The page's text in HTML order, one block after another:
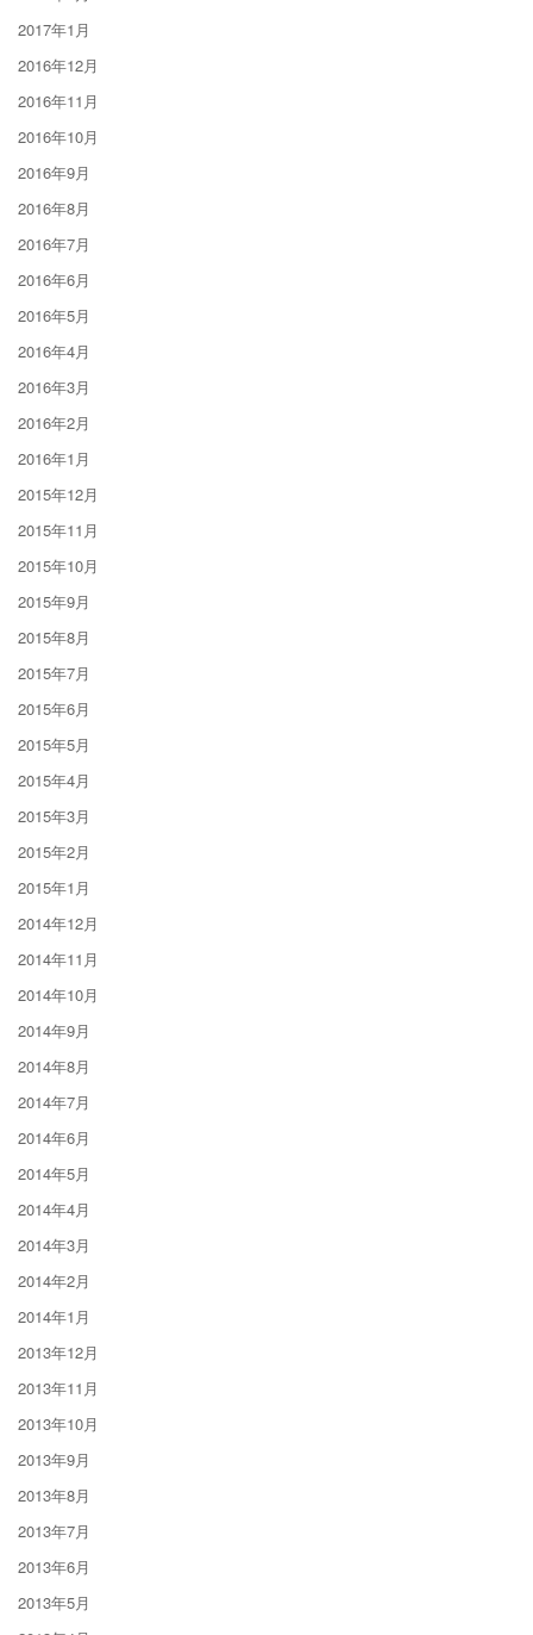
2017年1月
2016年12月
2016年11月
2016年10月
2016年9月
2016年8月
2016年7月
2016年6月
2016年5月
2016年4月
2016年3月
2016年2月
2016年1月
2015年12月
2015年11月
2015年10月
2015年9月
2015年8月
2015年7月
2015年6月
2015年5月
2015年4月
2015年3月
2015年2月
2015年1月
2014年12月
2014年11月
2014年10月
2014年9月
2014年8月
2014年7月
2014年6月
2014年5月
2014年4月
2014年3月
2014年2月
2014年1月
2013年12月
2013年11月
2013年10月
2013年9月
2013年8月
2013年7月
2013年6月
2013年5月